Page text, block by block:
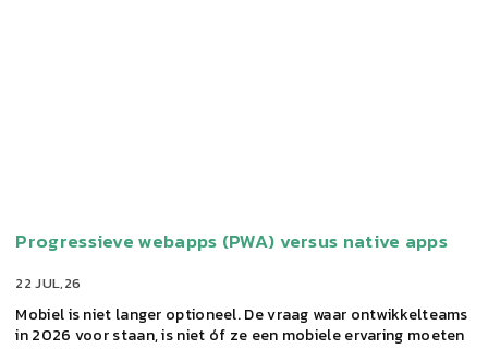
22 JUL,26
Mobiel is niet langer optioneel. De vraag waar ontwikkelteams
in 2026 voor staan, is niet óf ze een mobiele ervaring moeten
Progressieve webapps (PWA) versus native apps